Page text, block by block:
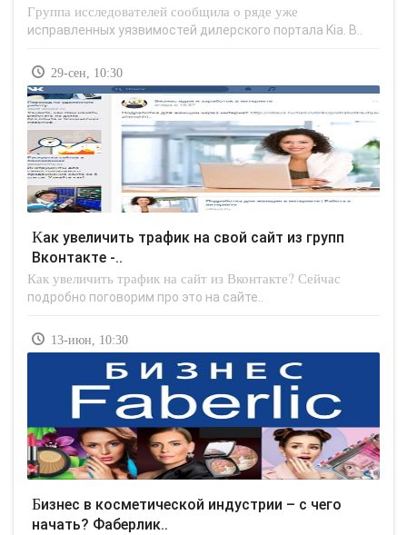
Группа исследователей сообщила о ряде уже
исправленных уязвимостей дилерского портала Kia. В..
29-сен, 10:30
Как увеличить трафик на свой сайт из групп
Вконтакте -..
Как увеличить трафик на сайт из Вконтакте? Сейчас
подробно поговорим про это на сайте..
13-июн, 10:30
Бизнес в косметической индустрии – с чего
начать? Фаберлик..